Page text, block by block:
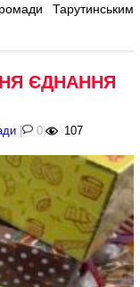
Тарутинським
ЄДНАННЯ
| 0| 107